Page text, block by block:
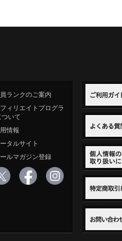
ランクのご案内
ィリエイトプログラ
いて
情報
タルサイト
ルマガジン登録